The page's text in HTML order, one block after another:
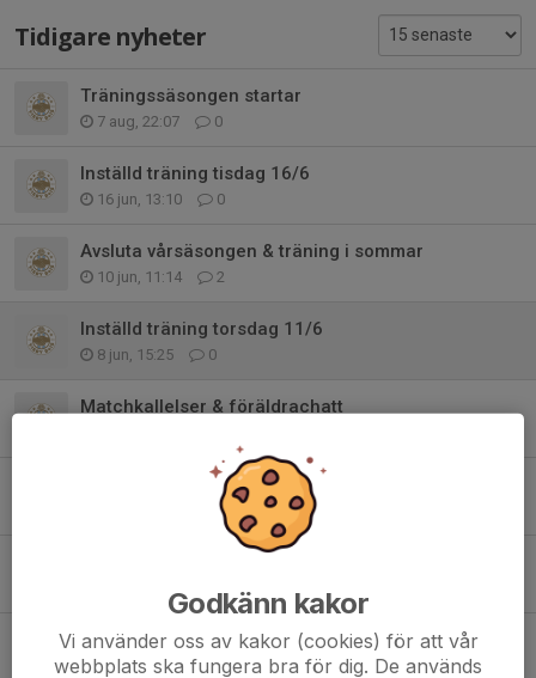
Tidigare nyheter
Träningssäsongen startar
7 aug, 22:07 0
Inställd träning tisdag 16/6
16 jun, 13:10 0
Avsluta vårsäsongen & träning i sommar
10 jun, 11:14 2
Inställd träning torsdag 11/6
8 jun, 15:25 0
Matchkallelser & föräldrachatt
Olämpligt uppträdande
2
Seriespel matchsäsongen 2026
28 apr, 20:49 0
Godkänn kakor
Vi använder oss av kakor (cookies) för att vår
webbplats ska fungera bra för dig. De används